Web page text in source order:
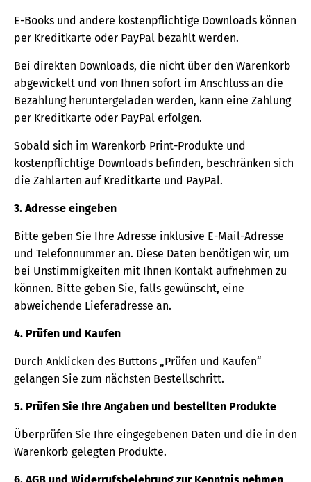
E-Books und andere kostenpflichtige Downloads können
per Kreditkarte oder PayPal bezahlt werden.
Bei direkten Downloads, die nicht über den Warenkorb
abgewickelt und von Ihnen sofort im Anschluss an die
Bezahlung heruntergeladen werden, kann eine Zahlung
per Kreditkarte oder PayPal erfolgen.
Sobald sich im Warenkorb Print-Produkte und
kostenpflichtige Downloads befinden, beschränken sich
die Zahlarten auf Kreditkarte und PayPal.
3. Adresse eingeben
Bitte geben Sie Ihre Adresse inklusive E-Mail-Adresse
und Telefonnummer an. Diese Daten benötigen wir, um
bei Unstimmigkeiten mit Ihnen Kontakt aufnehmen zu
können. Bitte geben Sie, falls gewünscht, eine
abweichende Lieferadresse an.
4. Prüfen und Kaufen
Durch Anklicken des Buttons „Prüfen und Kaufen“
gelangen Sie zum nächsten Bestellschritt.
5. Prüfen Sie Ihre Angaben und bestellten Produkte
Überprüfen Sie Ihre eingegebenen Daten und die in den
Warenkorb gelegten Produkte.